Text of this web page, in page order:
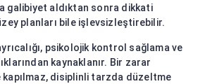
galibiyet aldıktan sonra dikkati
planları bile işlevsizleştirebilir.
psikolojik kontrol sağlama ve
kaynaklanır. Bir zarar
disiplinli tarzda düzeltme